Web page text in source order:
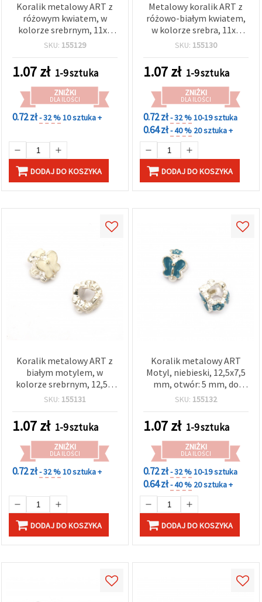
Koralik metalowy ART z
różowym kwiatem, w
kolorze srebrnym, 11x8
mm, otwór 5 mm
SKU: 155129
1.07zł 1-9 sztuka
ZNIŻKI
DLA ILOŚCI
0.72 zł- 32 %10 sztuka +
DODAJ DO KOSZYKA
Metalowy koralik ART z
różowo-białym kwiatem,
w kolorze srebra, 11x8
mm, otwór: 5 mm
SKU: 155130
1.07zł 1-9 sztuka
ZNIŻKI
DLA ILOŚCI
0.72 zł- 32 %10-19 sztuka
0.64 zł- 40 % 20 sztuka +
DODAJ DO KOSZYKA
Koralik metalowy ART z
białym motylem, w
kolorze srebrnym, 12,5 x
7,5 mm, otwór: 5 mm
SKU: 155131
1.07zł 1-9 sztuka
ZNIŻKI
DLA ILOŚCI
0.72 zł- 32 %10 sztuka +
DODAJ DO KOSZYKA
Koralik metalowy ART
Motyl, niebieski, 12,5x7,5
mm, otwór: 5 mm, do
tworzenia biżuterii
SKU: 155132
1.07zł 1-9 sztuka
ZNIŻKI
DLA ILOŚCI
0.72 zł- 32 %10-19 sztuka
0.64 zł- 40 % 20 sztuka +
DODAJ DO KOSZYKA